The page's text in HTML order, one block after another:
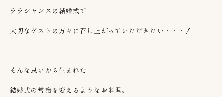
ララシャンスの結婚式で
大切なゲストの方々に召し上がっていただきたい・・・！
そんな思いから生まれた
結婚式の常識を変えるようなお料理。